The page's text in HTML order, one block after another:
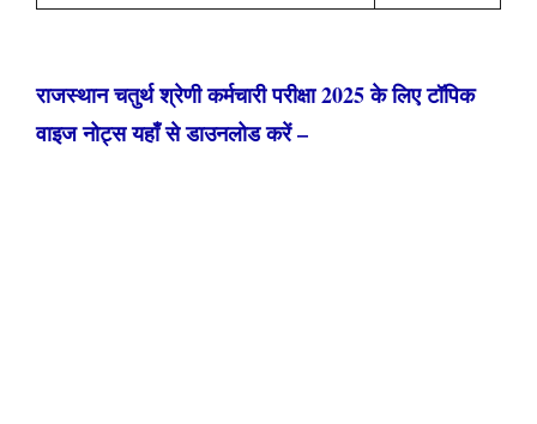
राजस्थान चतुर्थ श्रेणी कर्मचारी परीक्षा 2025 के लिए टॉपिक
वाइज नोट्स यहाँ से डाउनलोड करें –